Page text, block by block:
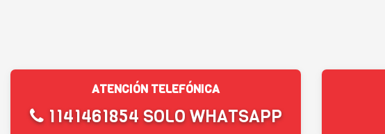
ATENCIÓN TELEFÓNICA
1141461854 SOLO WHATSAPP